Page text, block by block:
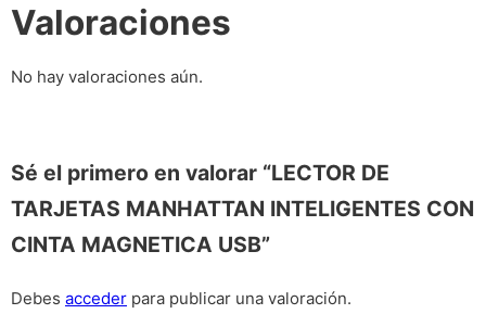
Valoraciones
No hay valoraciones aún.
Sé el primero en valorar “LECTOR DE
TARJETAS MANHATTAN INTELIGENTES CON
CINTA MAGNETICA USB”
Debes acceder para publicar una valoración.